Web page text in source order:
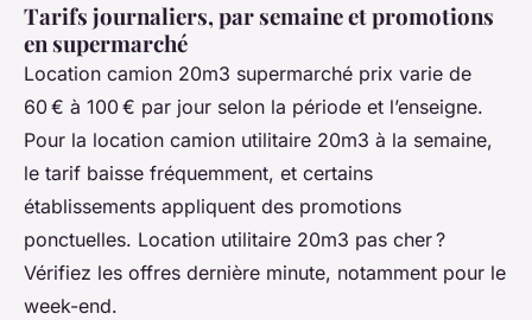
Tarifs journaliers, par semaine et promotions
en supermarché
Location camion 20m3 supermarché prix varie de
60 € à 100 € par jour selon la période et l’enseigne.
Pour la location camion utilitaire 20m3 à la semaine,
le tarif baisse fréquemment, et certains
établissements appliquent des promotions
ponctuelles. Location utilitaire 20m3 pas cher ?
Vérifiez les offres dernière minute, notamment pour le
week-end.